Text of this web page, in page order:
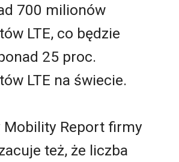
700 milionów
LTE, co będzie
25 proc.
LTE na świecie.
Mobility Report firmy
też, że liczba